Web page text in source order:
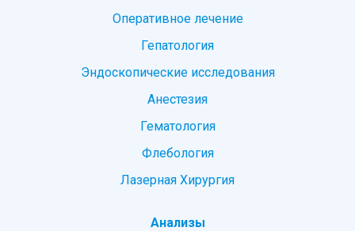
Оперативное лечение
Гепатология
Эндоскопические исследования
Анестезия
Гематология
Флебология
Лазерная Хирургия
Анализы